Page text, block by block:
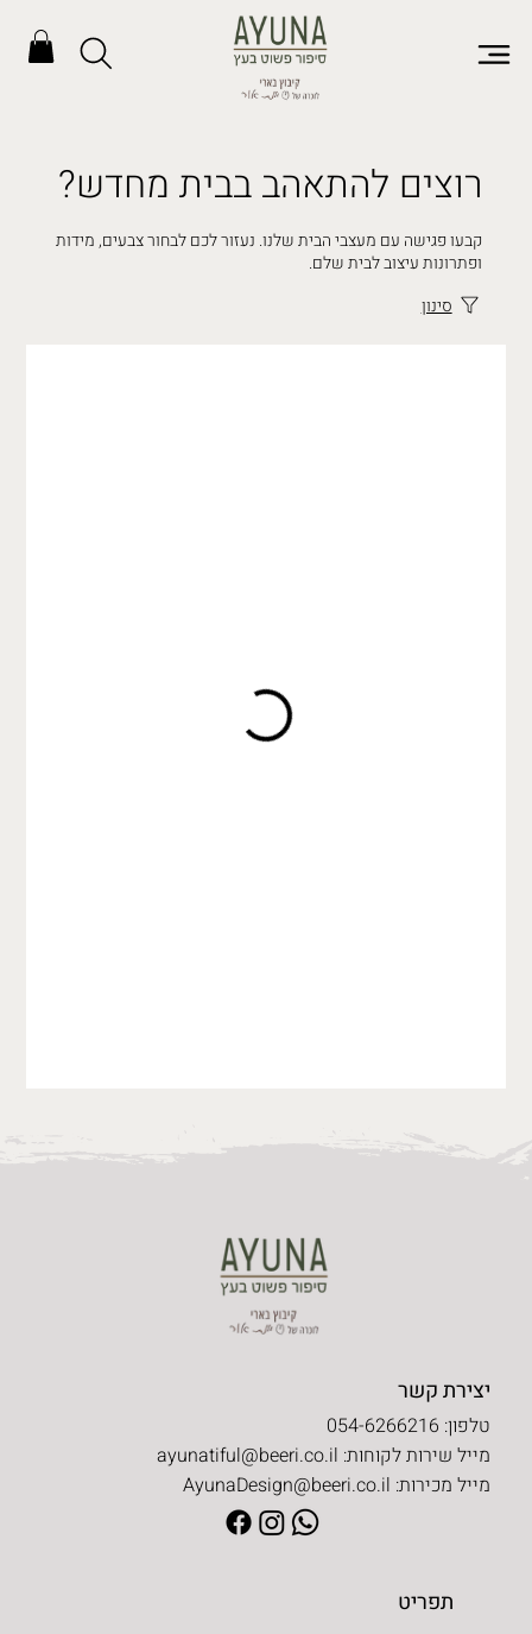
רוצים להתאהב בבית מחדש?
קבעו פגישה עם מעצבי הבית שלנו. נעזור לכם לבחור צבעים, מידות
ופתרונות עיצוב לבית שלם.
סינון
תפריט
יצירת קשר
טלפון: 054-6266216
מייל שירות לקוחות: ayunatiful@beeri.co.il
מייל מכירות: AyunaDesign@beeri.co.il